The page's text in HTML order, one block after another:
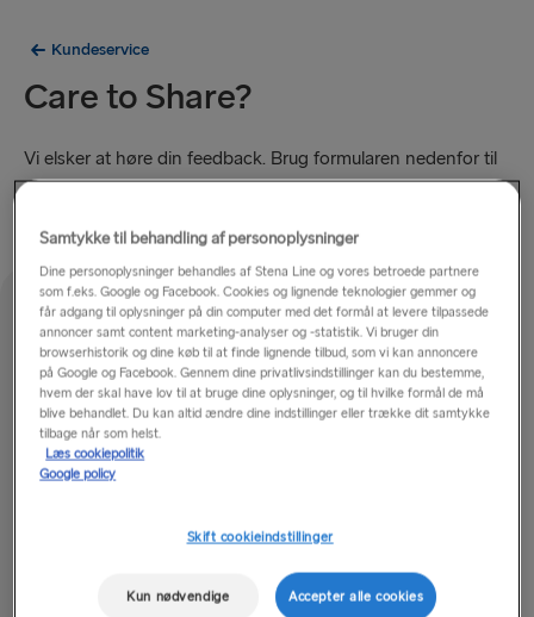
Kundeservice
Care to Share?
Vi elsker at høre din feedback. Brug formularen nedenfor til
at fortælle os, hvad vi gjorde godt, hvad vi kunne have gjort
Kontaktformular
Navn
Indtast dit navn her
Indtast den e-mailadresse, du ønsker at blive
Samtykke til behandling af personoplysninger
Dine personoplysninger behandles af Stena Line og vores betroede partnere
som f.eks. Google og Facebook. Cookies og lignende teknologier gemmer og
får adgang til oplysninger på din computer med det formål at levere tilpassede
annoncer samt content marketing-analyser og -statistik. Vi bruger din
browserhistorik og dine køb til at finde lignende tilbud, som vi kan annoncere
på Google og Facebook. Gennem dine privatlivsindstillinger kan du bestemme,
hvem der skal have lov til at bruge dine oplysninger, og til hvilke formål de må
blive behandlet. Du kan altid ændre dine indstillinger eller trække dit samtykke
tilbage når som helst.
Læs cookiepolitik
Google policy
Skift cookieindstillinger
Kun nødvendige Accepter alle cookies